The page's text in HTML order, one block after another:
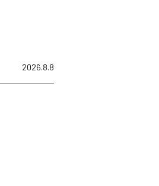
2026.8.8